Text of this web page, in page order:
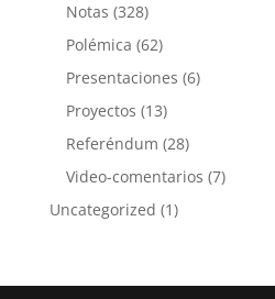
Notas (328)
Polémica (62)
Presentaciones (6)
Proyectos (13)
Referéndum (28)
Video-comentarios (7)
Uncategorized (1)